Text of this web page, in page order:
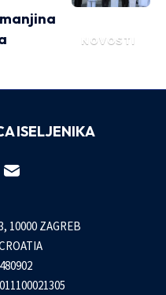
NOVOSTI
ISELJENIKA
10000 ZAGREB